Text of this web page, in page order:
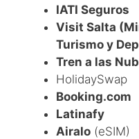
IATI Seguros
Visit Salta
Turismo y
Tren a las
HolidaySwap
Booking.com
Latinafy
Airalo (eSIM)